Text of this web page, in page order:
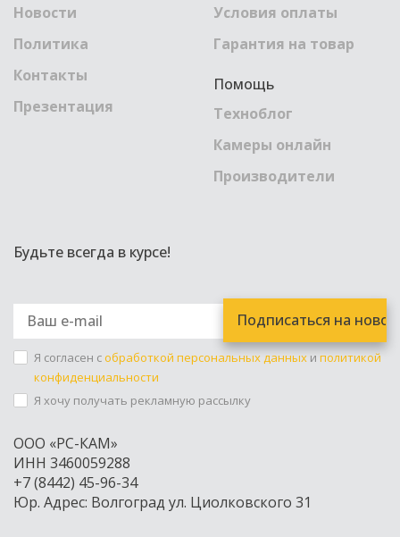
Новости
Политика
Контакты
Презентация
Условия оплаты
Гарантия на товар
Помощь
Техноблог
Камеры онлайн
Производители
Будьте всегда в курсе!
Я согласен собработкой персональных данных и политикой
конфиденциальности
Я хочу получать рекламную рассылку
ООО «РС-КАМ»
ИНН 3460059288
+7 (8442) 45-96-34
Юр. Адрес: Волгоград ул. Циолковского 31